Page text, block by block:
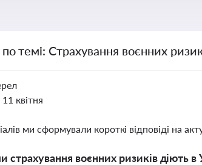
темі: Страхування воєнних
11 квітня
ми сформували короткі відповіді на
страхування воєнних ризиків діють в